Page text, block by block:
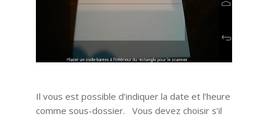
Il vous est possible d’indiquer la date et l’heure
comme sous-dossier. Vous devez choisir s’il